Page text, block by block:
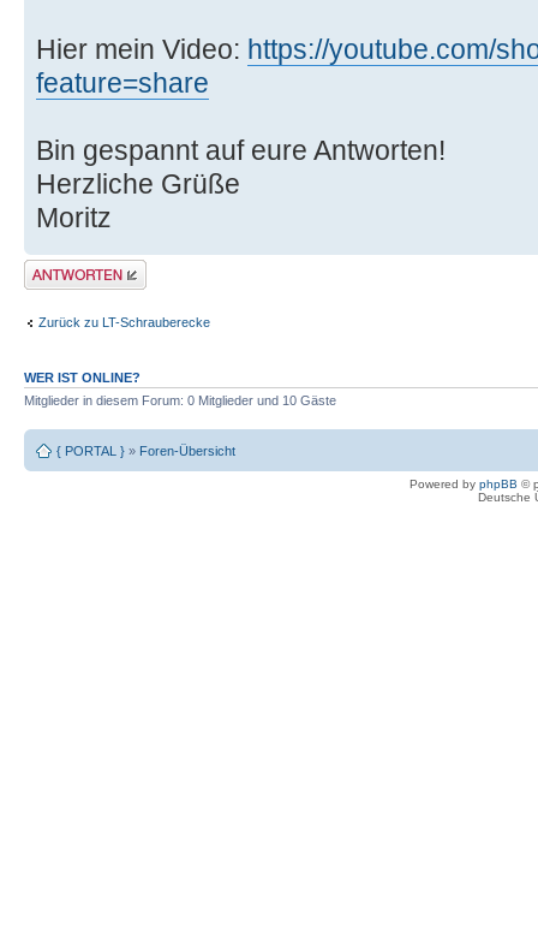
Hier mein Video: https://youtube.com/
feature=share
Bin gespannt auf eure Antworten!
Herzliche Grüße
Moritz
Antwort erstellen
Zurück zu LT-Schrauberecke
WER IST ONLINE?
Mitglieder in diesem Forum: 0 Mitglieder und 10 Gäste
{ PORTAL } » Foren-Übersicht
Powered by phpBB ©
Deutsche